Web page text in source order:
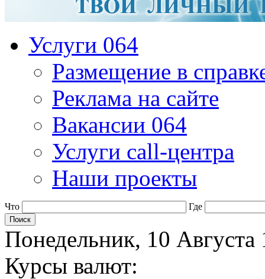
Услуги 064
Размещение в
Реклама на сайте
Вакансии 064
Услуги call-центра
Наши проекты
Что Где
Понедельник, 10 Августа
Курсы валют: